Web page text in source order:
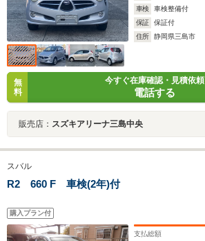
車検
車検整備付
保証
保証付
住所
静岡県三島市
無
料
今すぐ在庫確認・見積依頼
電話する
販売店： スズキアリーナ三島中央
スバル
R2 660 F 車検(2年)付
購入プラン付
支払総額